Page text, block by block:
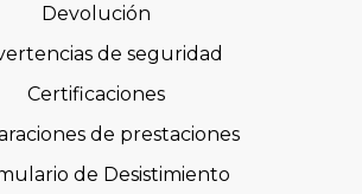
Devolución
de seguridad
Certificaciones
de prestaciones
de Desistimiento